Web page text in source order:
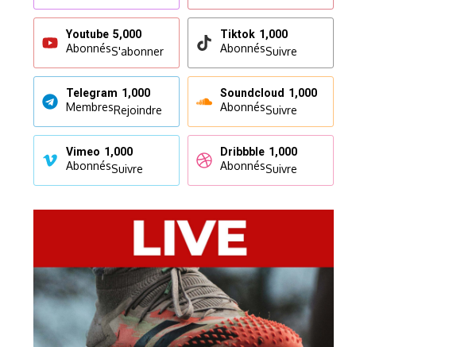
Youtube 5,000
AbonnésS'abonner
Tiktok 1,000
AbonnésSuivre
Telegram 1,000
MembresRejoindre
Soundcloud 1,000
AbonnésSuivre
Vimeo 1,000
AbonnésSuivre
Dribbble 1,000
AbonnésSuivre